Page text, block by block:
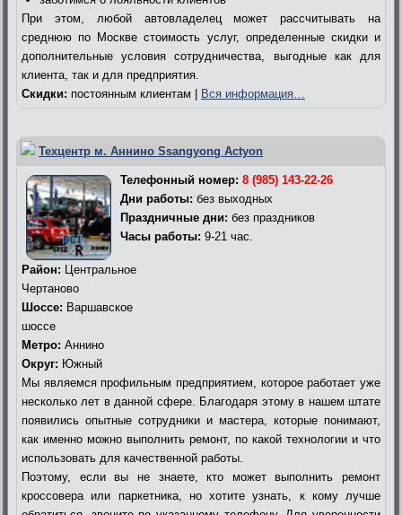
При этом, любой автовладелец может рассчитывать на
среднюю по Москве стоимость услуг, определенные скидки и
дополнительные условия сотрудничества, выгодные как для
клиента, так и для предприятия.
Скидки: постоянным клиентам | Вся информация…
Техцентр м. Аннино Ssangyong Actyon
Телефонный номер: 8 (985) 143-22-26
Дни работы: без выходных
Праздничные дни: без праздников
Часы работы: 9-21 час.
Район: Центральное
Чертаново
Шоссе: Варшавское
шоссе
Метро: Аннино
Округ: Южный
Мы являемся профильным предприятием, которое работает уже
несколько лет в данной сфере. Благодаря этому в нашем штате
появились опытные сотрудники и мастера, которые понимают,
как именно можно выполнить ремонт, по какой технологии и что
использовать для качественной работы.
Поэтому, если вы не знаете, кто может выполнить ремонт
кроссовера или паркетника, но хотите узнать, к кому лучше